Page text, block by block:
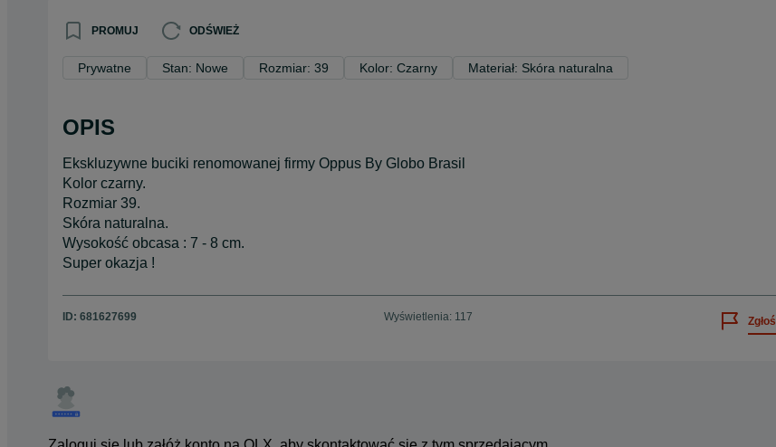
PROMUJ ODŚWIEŻ
Prywatne Stan: Nowe Rozmiar: 39 Kolor: Czarny Materiał: Skóra naturalna
OPIS
Ekskluzywne buciki renomowanej firmy Oppus By Globo Brasil
Kolor czarny.
Rozmiar 39.
Skóra naturalna.
Wysokość obcasa : 7 - 8 cm.
Super okazja !
ID: 681627699 Wyświetlenia: 117 Zgłoś